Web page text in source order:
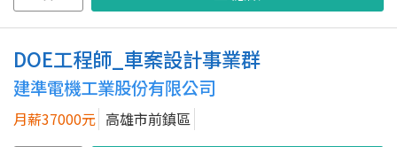
DOE工程師_車案設計事業群
建準電機工業股份有限公司
月薪37000元 高雄市前鎮區